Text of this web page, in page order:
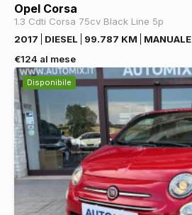
Opel Corsa
1.3 Cdti Corsa 75cv Black Line 5p
2017
DIESEL 99.787 KM
MANUALE
€124 al mese
Disponibile